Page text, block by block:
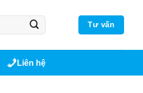
Tư vấn
Liên hệ